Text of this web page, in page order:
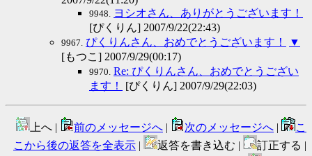
9948.
ヨシオさん、ありがとうございます！
[ぴくりん] 2007/9/22(22:43)
9967. ぴくりんさん、おめでとうございます！
▼
[もつこ] 2007/9/29(00:17)
9970. Re: ぴくりんさん、おめでとうござい
ます！
[ぴくりん] 2007/9/29(22:03)
上へ | 前のメッセージへ | 次のメッセージへ |
こ
こから後の返答を全表示 | 返答を書き込む |
訂正する |